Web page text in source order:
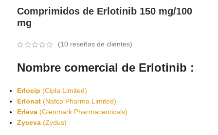
Comprimidos de Erlotinib 150 mg/100
mg
(10 reseñas de clientes)
Nombre comercial de Erlotinib :
Erlocip (Cipla Limited)
Erlonat (Natco Pharma Limited)
Erleva (Glenmark Pharmaceuticals)
Zyceva (Zydus)